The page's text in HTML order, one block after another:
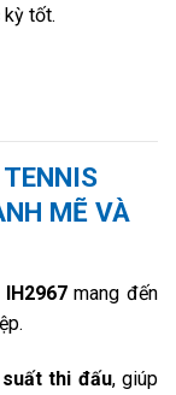
tốt.
MẼ VÀ
mang đến
suất thi đấu, giúp